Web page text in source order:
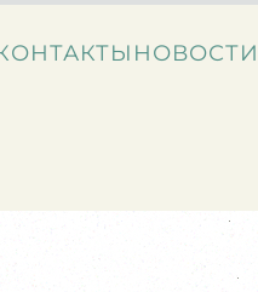
НОВОСТИ